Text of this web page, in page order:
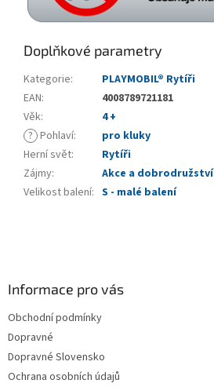
Doplňkové parametry
Kategorie:
PLAYMOBIL® Rytíři
EAN:
4008789721181
Věk:
4 +
? Pohlaví:
pro kluky
Herní svět:
Rytíři
Zájmy:
Akce a dobrodružství
Velikost balení: S - malé balení
Informace pro vás
Obchodní podmínky
Dopravné
Dopravné Slovensko
Ochrana osobních údajů